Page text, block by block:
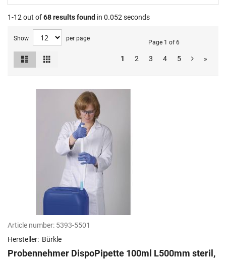
1-12 out of68results found in 0.052 seconds
Show per page
Page 1 of 6
1 2 3 4 5 »
View
as
Article number: 5393-5501
Hersteller: Bürkle
Probennehmer DispoPipette 100ml L500mm steril,